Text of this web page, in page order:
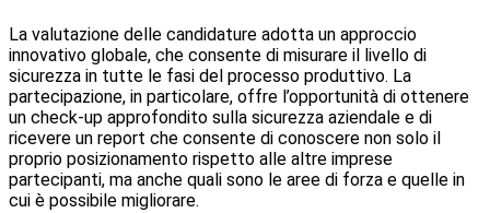
La valutazione delle candidature adotta un approccio
innovativo globale, che consente di misurare il livello di
sicurezza in tutte le fasi del processo produttivo. La
partecipazione, in particolare, offre l’opportunità di ottenere
un check-up approfondito sulla sicurezza aziendale e di
ricevere un report che consente di conoscere non solo il
proprio posizionamento rispetto alle altre imprese
partecipanti, ma anche quali sono le aree di forza e quelle in
cui è possibile migliorare.